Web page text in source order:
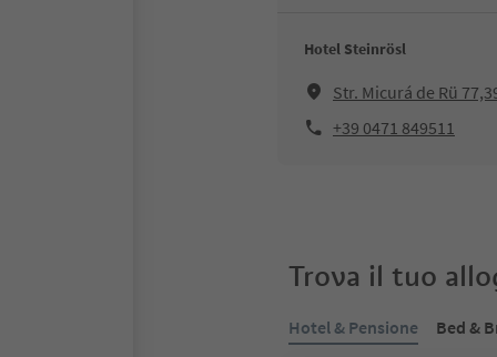
Hotel Steinrösl
Str. Micurá de Rü
+39 0471 849511
Trova il tuo
Hotel & Pensione Bed &